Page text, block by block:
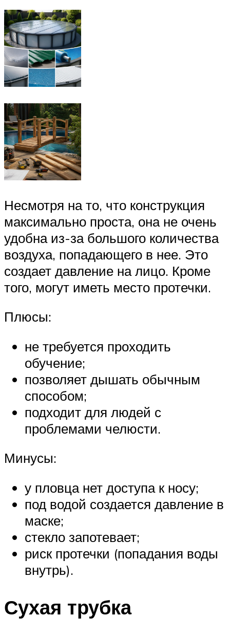
Несмотря на то, что конструкция
максимально проста, она не очень
удобна из-за большого количества
воздуха, попадающего в нее. Это
создает давление на лицо. Кроме
того, могут иметь место протечки.
Плюсы:
не требуется проходить
обучение;
позволяет дышать обычным
способом;
подходит для людей с
проблемами челюсти.
Минусы:
у пловца нет доступа к носу;
под водой создается давление в
маске;
стекло запотевает;
риск протечки (попадания воды
внутрь).
Сухая трубка